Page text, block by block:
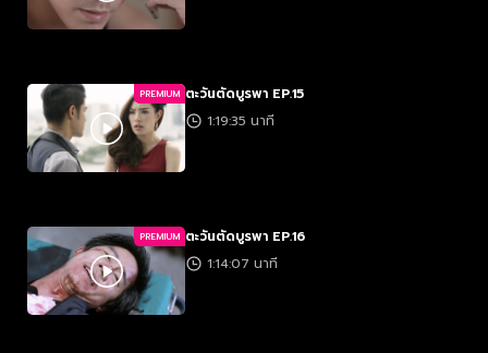
PREMIUM ตะวันตัดบูรพา EP.15
1:19:35 นาที
PREMIUM ตะวันตัดบูรพา EP.16
1:14:07 นาที